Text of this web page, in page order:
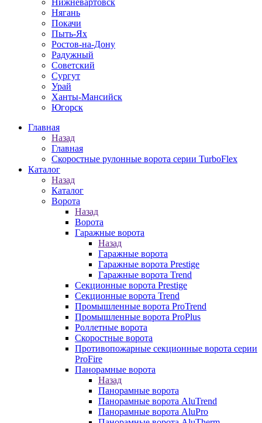
Нижневартовск
Нягань
Покачи
Пыть-Ях
Рoстов-на-Дону
Радужный
Советский
Сургут
Урай
Ханты-Мансийск
Югорск
Главная
Назад
Главная
Скоростные рулонные ворота серии TurboFlex
Каталог
Назад
Каталог
Ворота
Назад
Ворота
Гаражные ворота
Назад
Гаражные ворота
Гаражные ворота Prestige
Гаражные ворота Trend
Секционные ворота Prestige
Секционные ворота Trend
Промышленные ворота ProTrend
Промышленные ворота ProPlus
Роллетные ворота
Скоростные ворота
Противопожарные секционные ворота серии
ProFire
Панорамные ворота
Назад
Панорамные ворота
Панорамные ворота AluTrend
Панорамные ворота AluPro